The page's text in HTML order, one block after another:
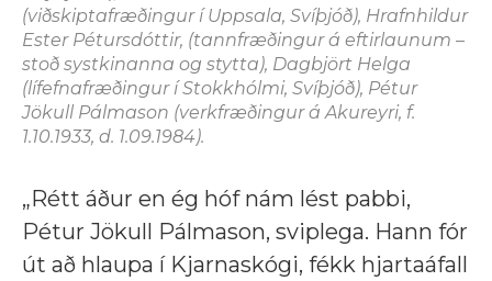
(viðskiptafræðingur í Uppsala, Svíþjóð), Hrafnhildur
Ester Pétursdóttir, (tannfræðingur á eftirlaunum –
stoð systkinanna og stytta), Dagbjört Helga
(lífefnafræðingur í Stokkhólmi, Svíþjóð), Pétur
Jökull Pálmason (verkfræðingur á Akureyri, f.
1.10.1933, d. 1.09.1984).
„Rétt áður en ég hóf nám lést pabbi,
Pétur Jökull Pálmason, sviplega. Hann fór
út að hlaupa í Kjarnaskógi, fékk hjartaáfall